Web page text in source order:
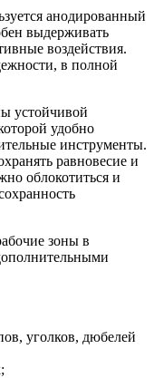
анодированный
выдерживать
воздействия.
в полной
устойчивой
удобно
инструменты.
равновесие и
облокотиться и
зоны в
уголков, дюбелей